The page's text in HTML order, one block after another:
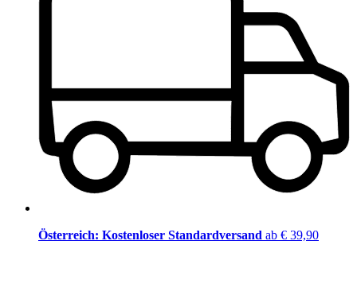
Österreich: Kostenloser Standardversand ab € 39,90